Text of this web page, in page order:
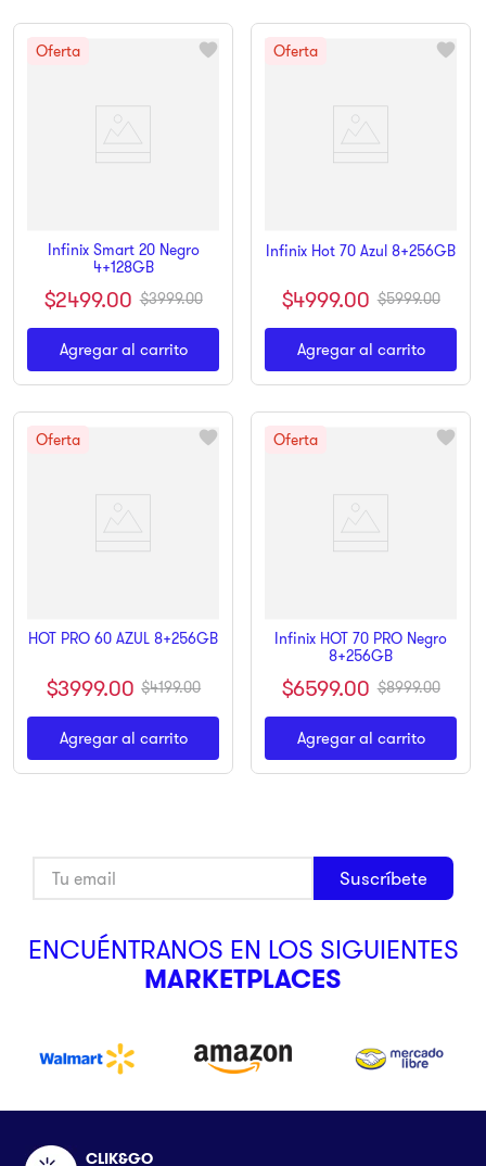
Infinix Smart 20 Negro
4+128GB
$2499.00 $3999.00
Agregar al carrito
Infinix Hot 70 Azul 8+256GB
$4999.00 $5999.00
Agregar al carrito
HOT PRO 60 AZUL 8+256GB
$3999.00 $4199.00
Agregar al carrito
Infinix HOT 70 PRO Negro
8+256GB
$6599.00 $8999.00
Agregar al carrito
Suscríbete
ENCUÉNTRANOS EN LOS SIGUIENTES
MARKETPLACES
CLIK&GO